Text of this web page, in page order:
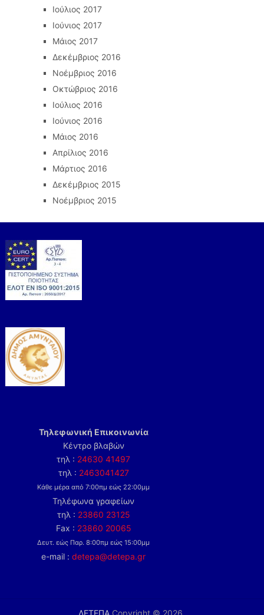
Ιούλιος 2017
Ιούνιος 2017
Μάιος 2017
Δεκέμβριος 2016
Νοέμβριος 2016
Οκτώβριος 2016
Ιούλιος 2016
Ιούνιος 2016
Μάιος 2016
Απρίλιος 2016
Μάρτιος 2016
Δεκέμβριος 2015
Νοέμβριος 2015
Τηλεφωνική Επικοινωνία
Κέντρο βλαβών
τηλ : 24630 41497
τηλ : 2463041427
Κάθε μέρα από 7:00πμ εώς 22:00μμ
Τηλέφωνα γραφείων
τηλ : 23860 23125
Fax : 23860 20065
Δευτ. εώς Παρ. 8:00πμ εώς 15:00μμ
e-mail :detepa@detepa.gr
ΔΕΤΕΠΑ Copyright © 2026.